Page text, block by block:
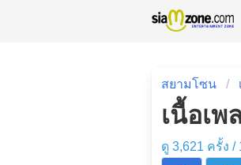
สยามโซน
เนื้อเ
ดู 3,621 ครั้ง /